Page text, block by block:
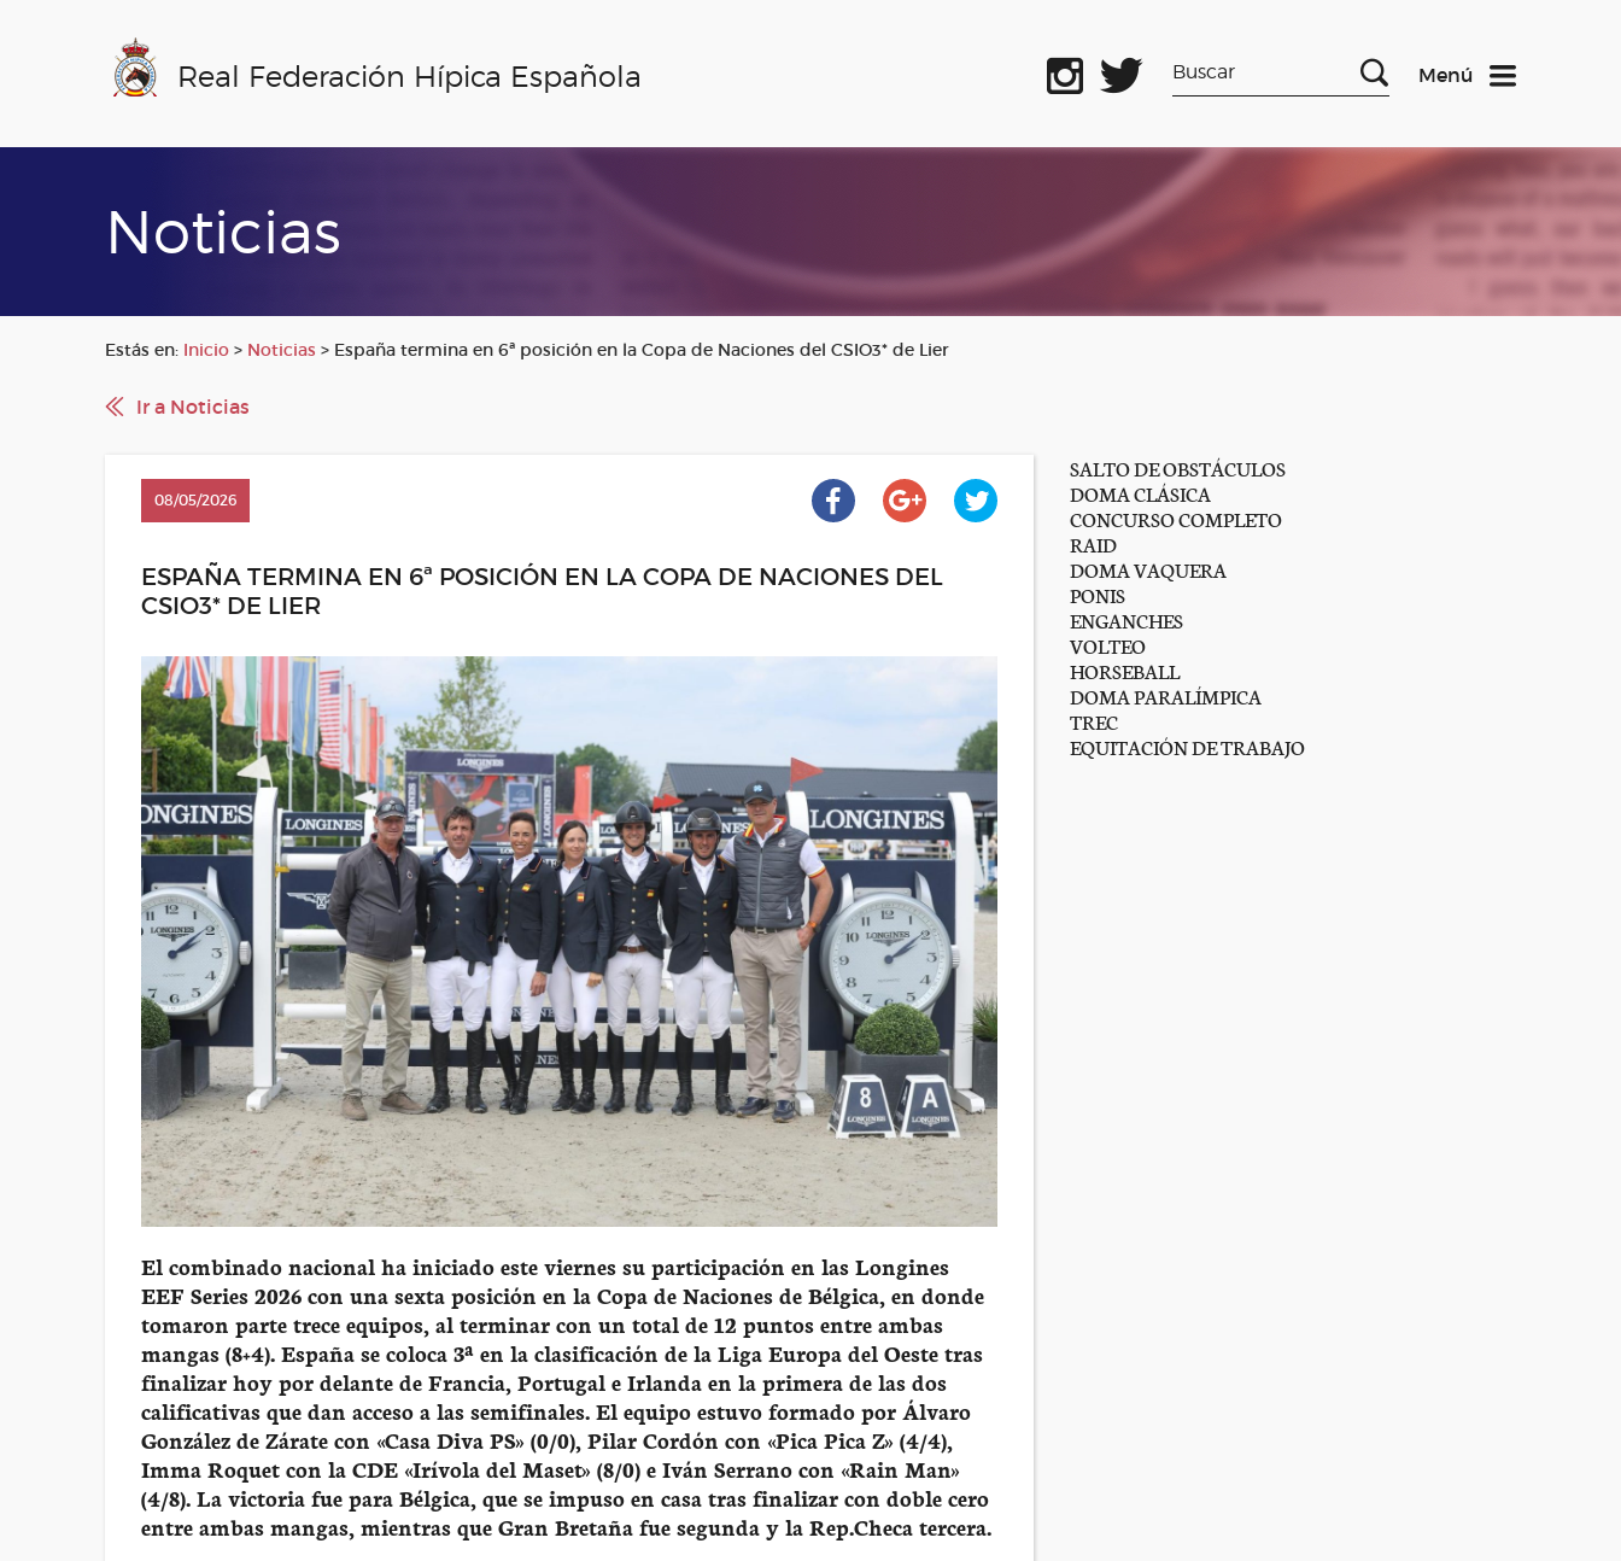
Real Federación Hípica Española Menú
Noticias
Estás en: Inicio > Noticias > España termina en 6ª posición en la Copa de Naciones del CSIO3* de Lier
Ir a Noticias
08/05/2026
ESPAÑA TERMINA EN 6ª POSICIÓN EN LA COPA DE NACIONES DEL
CSIO3* DE LIER
El combinado nacional ha iniciado este viernes su participación en las Longines
EEF Series 2026 con una sexta posición en la Copa de Naciones de Bélgica, en donde
tomaron parte trece equipos, al terminar con un total de 12 puntos entre ambas
mangas (8+4). España se coloca 3ª en la clasificación de la Liga Europa del Oeste tras
finalizar hoy por delante de Francia, Portugal e Irlanda en la primera de las dos
calificativas que dan acceso a las semifinales. El equipo estuvo formado por Álvaro
González de Zárate con «Casa Diva PS» (0/0), Pilar Cordón con «Pica Pica Z» (4/4),
Imma Roquet con la CDE «Irívola del Maset» (8/0) e Iván Serrano con «Rain Man»
(4/8). La victoria fue para Bélgica, que se impuso en casa tras finalizar con doble cero
entre ambas mangas, mientras que Gran Bretaña fue segunda y la Rep.Checa tercera.
SALTO DE OBSTÁCULOS
DOMA CLÁSICA
CONCURSO COMPLETO
RAID
DOMA VAQUERA
PONIS
ENGANCHES
VOLTEO
HORSEBALL
DOMA PARALÍMPICA
TREC
EQUITACIÓN DE TRABAJO